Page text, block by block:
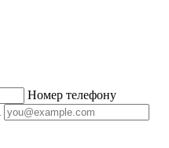
Номер телефону